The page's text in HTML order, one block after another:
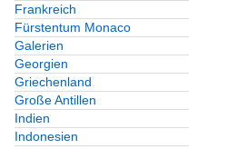
Frankreich
Fürstentum Monaco
Galerien
Georgien
Griechenland
Große Antillen
Indien
Indonesien